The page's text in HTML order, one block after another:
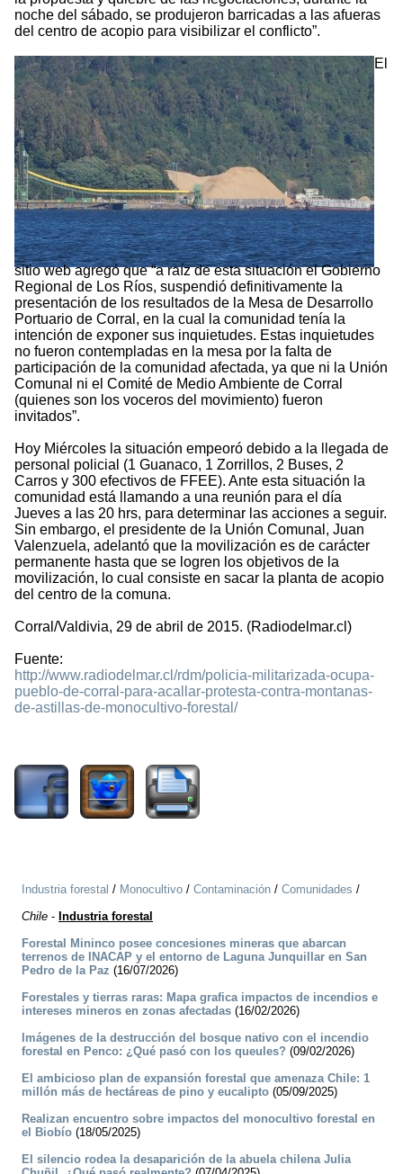
noche del sábado, se produjeron barricadas a las afueras
del centro de acopio para visibilizar el conflicto”.
El
sitio web agregó que “a raíz de esta situación el Gobierno
Regional de Los Ríos, suspendió definitivamente la
presentación de los resultados de la Mesa de Desarrollo
Portuario de Corral, en la cual la comunidad tenía la
intención de exponer sus inquietudes. Estas inquietudes
no fueron contempladas en la mesa por la falta de
participación de la comunidad afectada, ya que ni la Unión
Comunal ni el Comité de Medio Ambiente de Corral
(quienes son los voceros del movimiento) fueron
invitados”.
Hoy Miércoles la situación empeoró debido a la llegada de
personal policial (1 Guanaco, 1 Zorrillos, 2 Buses, 2
Carros y 300 efectivos de FFEE). Ante esta situación la
comunidad está llamando a una reunión para el día
Jueves a las 20 hrs, para determinar las acciones a seguir.
Sin embargo, el presidente de la Unión Comunal, Juan
Valenzuela, adelantó que la movilización es de carácter
permanente hasta que se logren los objetivos de la
movilización, lo cual consiste en sacar la planta de acopio
del centro de la comuna.
Corral/Valdivia, 29 de abril de 2015. (Radiodelmar.cl)
Fuente:
http://www.radiodelmar.cl/rdm/policia-militarizada-ocupa-
pueblo-de-corral-para-acallar-protesta-contra-montanas-
de-astillas-de-monocultivo-forestal/
Industria forestal / Monocultivo / Contaminación / Comunidades /
Chile - Industria forestal
Forestal Mininco posee concesiones mineras que abarcan
terrenos de INACAP y el entorno de Laguna Junquillar en San
Pedro de la Paz (16/07/2026)
Forestales y tierras raras: Mapa grafica impactos de incendios e
intereses mineros en zonas afectadas (16/02/2026)
Imágenes de la destrucción del bosque nativo con el incendio
forestal en Penco: ¿Qué pasó con los queules? (09/02/2026)
El ambicioso plan de expansión forestal que amenaza Chile: 1
millón más de hectáreas de pino y eucalipto (05/09/2025)
Realizan encuentro sobre impactos del monocultivo forestal en
el Biobío (18/05/2025)
El silencio rodea la desaparición de la abuela chilena Julia